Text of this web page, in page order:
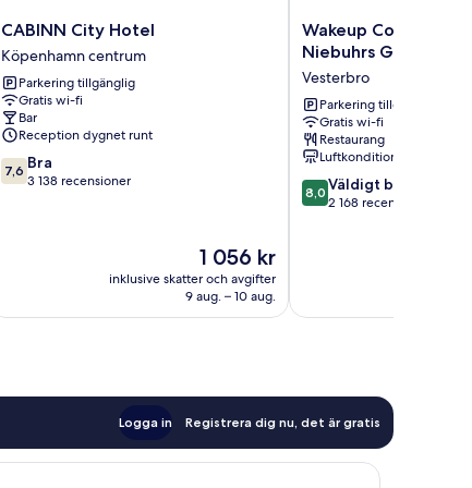
CABINN
City
Hotel
Köpenhamn
centrum
CABINN City Hotel
Köpenhamn centrum
Parkering tillgänglig
Gratis wi-fi
Bar
Reception dygnet runt
7.6
av
7,6 Bra
3 138 recensioner
Priset
är
1 056 kr
1 056 kr
inklusive skatter och avgifter
9 aug. – 10 aug.
Wakeup
Copenhagen
Niebuhrs
Gade
Vesterbro
Wakeup
Niebuhrs Gade
Vesterbro
Parkering tillgänglig
Gratis wi-fi
Restaurang
Luftkonditionering
8.0
av
8,0 Väldigt bra
2 168 recensioner
Logga in Registrera dig nu, det är gratis